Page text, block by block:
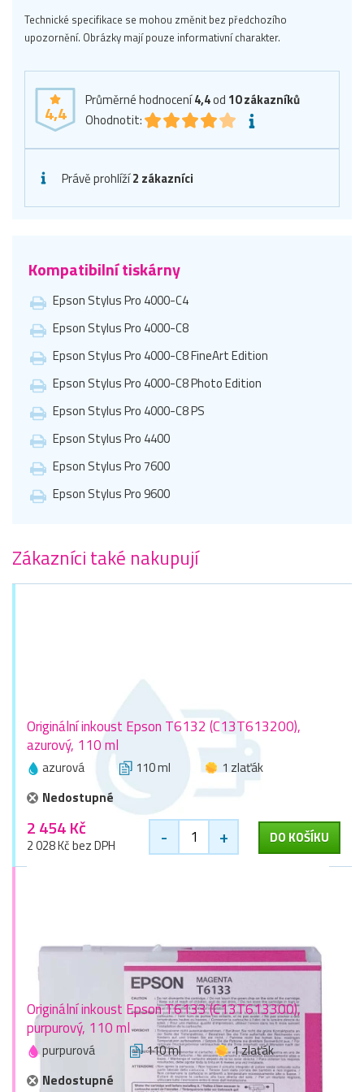
Technické specifikace se mohou změnit bez předchozího
upozornění. Obrázky mají pouze informativní charakter.
4,4
Průměrné hodnocení4,4od 10zákazníků
Ohodnotit:
Právě prohlíží2 zákazníci
Kompatibilní tiskárny
Epson Stylus Pro 4000-C4
Epson Stylus Pro 4000-C8
Epson Stylus Pro 4000-C8 FineArt Edition
Epson Stylus Pro 4000-C8 Photo Edition
Epson Stylus Pro 4000-C8 PS
Epson Stylus Pro 4400
Epson Stylus Pro 7600
Epson Stylus Pro 9600
Zákazníci také nakupují
Originální inkoust Epson T6132 (C13T613200),
azurový, 110 ml
azurová 110 ml
1 zlaťák
Nedostupné
2 454 Kč
2 028 Kč bez DPH - + DO KOŠÍKU
Originální inkoust Epson T6133 (C13T613300),
purpurový, 110 ml
purpurová 110 ml
1 zlaťák
Nedostupné